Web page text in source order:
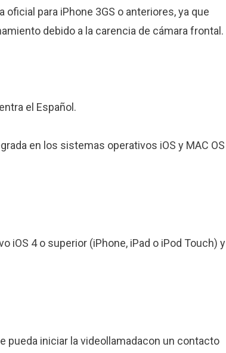
para iPhone 3GS o anteriores, ya que
debido a la carencia de cámara frontal.
el Español.
en los sistemas operativos iOS y MAC OS
iOS 4 o superior (iPhone, iPad o iPod Touch) y
pueda iniciar la videollamadacon un contacto